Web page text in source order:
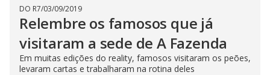
DO R7/03/09/2019
Relembre os famosos que já
visitaram a sede de A Fazenda
Em muitas edições do reality, famosos visitaram os peões,
levaram cartas e trabalharam na rotina deles